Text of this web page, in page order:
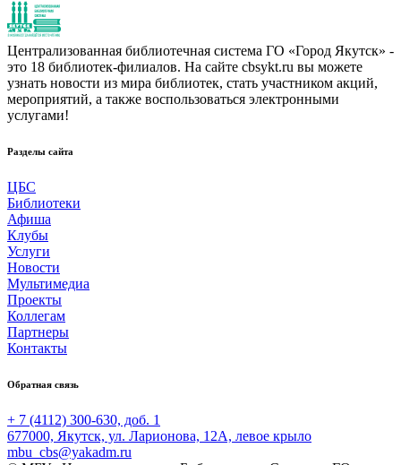
Централизованная библиотечная система ГО «Город Якутск» -
это 18 библиотек-филиалов. На сайте cbsykt.ru вы можете
узнать новости из мира библиотек, стать участником акций,
мероприятий, а также воспользоваться электронными
услугами!
Разделы сайта
ЦБС
Библиотеки
Афиша
Клубы
Услуги
Новости
Мультимедиа
Проекты
Коллегам
Партнеры
Контакты
Обратная связь
+ 7 (4112) 300-630, доб. 1
677000, Якутск, ул. Ларионова, 12А, левое крыло
mbu_cbs@yakadm.ru